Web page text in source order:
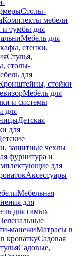
Столы-
Комплекты мебели
тумбы для
Мебель для
стенки,
Стулья,
столы-
для
стойки
Мебель для
и системы
для
Детская
для
защитные чехлы
фурнитура и
для
Аксессуары
Мебельная
для
для самых
манежиМатрасы в
кроваткуСадовая
Садовые,